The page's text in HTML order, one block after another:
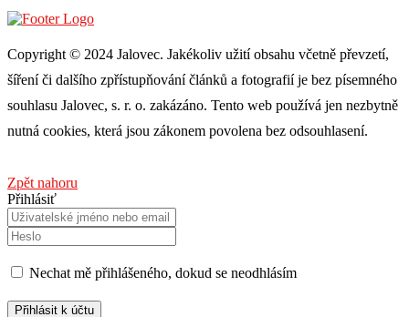
Copyright © 2024 Jalovec. Jakékoliv užití obsahu včetně převzetí,
šíření či dalšího zpřístupňování článků a fotografií je bez písemného
souhlasu Jalovec, s. r. o. zakázáno. Tento web používá jen nezbytně
nutná cookies, která jsou zákonem povolena bez odsouhlasení.
Zpět nahoru
Přihlásiť
Nechat mě přihlášeného, ​​dokud se neodhlásím